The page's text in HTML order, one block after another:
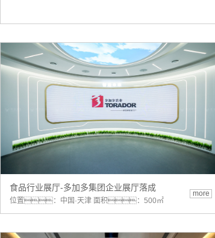
食品行业展厅-多加多集团企业展厅落成
位置：中国·天津 面积：500㎡
more